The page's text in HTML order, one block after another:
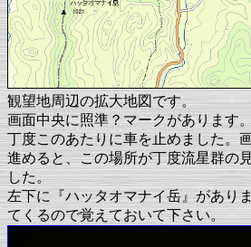
観望地周辺の拡大地図です。
画面中央に照準？マークがあります
丁度このあたりに車を止めました。
進めると、この場所が丁度流星群の
した。
左下に『ハッタオマナイ岳』があり
てくるので覚えておいて下さい。